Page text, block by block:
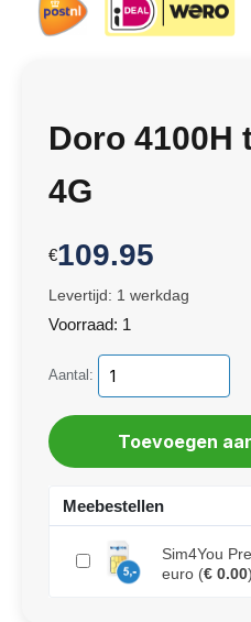
Doro 4100H
4G
€109.95
Levertijd: 1 werkdag
Voorraad: 1
Aantal:
Meebestellen
Sim4You
euro (€ 0.00)